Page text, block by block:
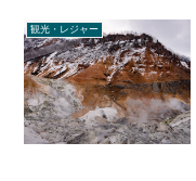
観光・レジャー